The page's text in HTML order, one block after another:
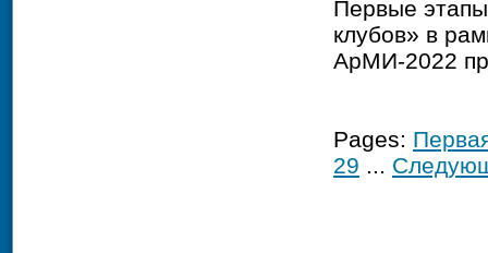
Первые
клубов» в
АрМИ-2022
Pages:
29 ...